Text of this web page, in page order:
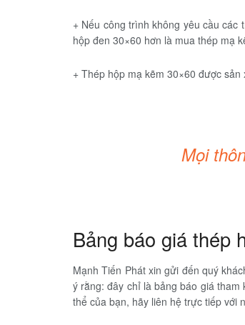
+ Nếu công trình không yêu cầu
hộp đen 30×60 hơn là mua thép mạ
+ Thép hộp mạ kẽm 30×60 được
Mọi
Bảng báo giá thép
Mạnh Tiến Phát xin gửi đến quý
ý rằng: đây chỉ là bảng báo giá
thể của bạn, hãy liên hệ trực tiếp với